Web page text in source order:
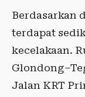
Berdasarkan
terdapat
kecelakaan.
Jalan KRT